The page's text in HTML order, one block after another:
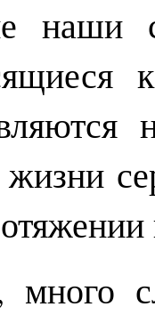
наши
жизни
много